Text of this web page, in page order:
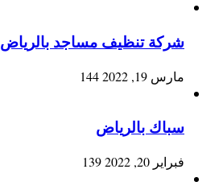
شركة تنظيف مساجد بالرياض
مارس 19, 2022 144
سباك بالرياض
فبراير 20, 2022 139